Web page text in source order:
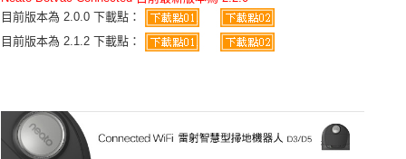
目前版本為 2.0.0 下載點：
目前版本為 2.1.2 下載點：